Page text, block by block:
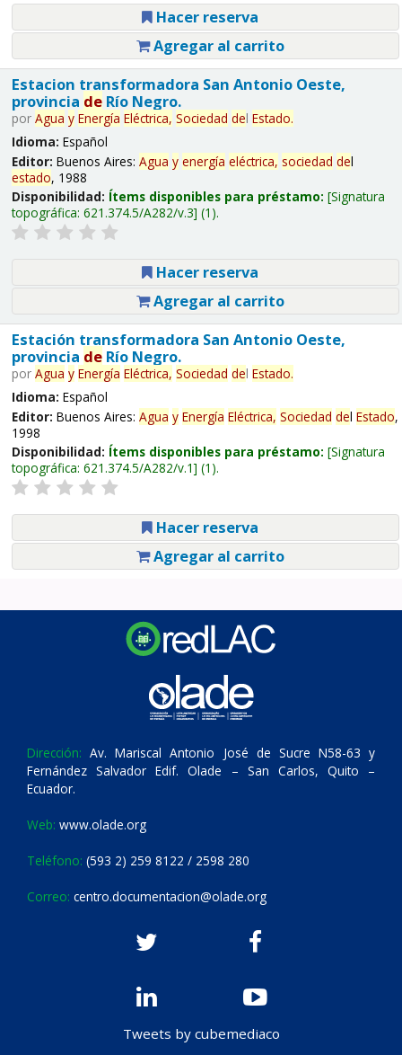
Hacer reserva
Agregar al carrito
Estacion transformadora San Antonio Oeste,
provincia deRío Negro.
por Agua y Energía Eléctrica, Sociedad del Estado.
Idioma: Español
Editor: Buenos Aires: Agua y energía eléctrica, sociedad del
estado, 1988
Disponibilidad: Ítems disponibles para préstamo: Signatura
topográfica: 621.374.5/A282/v.3 (1).
Hacer reserva
Agregar al carrito
Estación transformadora San Antonio Oeste,
provincia deRío Negro.
por Agua y Energía Eléctrica, Sociedad del Estado.
Idioma: Español
Editor: Buenos Aires: Agua y Energía Eléctrica, Sociedad del Estado,
1998
Disponibilidad: Ítems disponibles para préstamo: Signatura
topográfica: 621.374.5/A282/v.1 (1).
Hacer reserva
Agregar al carrito
Dirección: Av. Mariscal Antonio José de Sucre N58-63 y
Fernández Salvador Edif. Olade – San Carlos, Quito –
Ecuador.
Web: www.olade.org
Teléfono: (593 2) 259 8122 / 2598 280
Correo: centro.documentacion@olade.org
Tweets by cubemediaco